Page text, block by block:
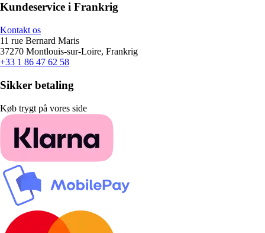
Kundeservice i Frankrig
Kontakt os
11 rue Bernard Maris
37270 Montlouis-sur-Loire, Frankrig
+33 1 86 47 62 58
Sikker betaling
Køb trygt på vores side